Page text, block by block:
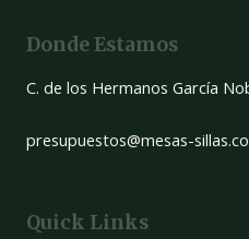
Donde Estamos
C. de los Hermanos García
presupuestos@mesas-
Quick Links